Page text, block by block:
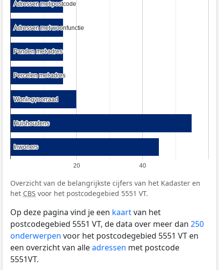
20 40
Adressen met postcode
Adressen met postcode
Adressen met woonfunctie
Adressen met woonfunctie
Panden met adres
Panden met adres
Percelen met adres
Percelen met adres
Woningvoorraad
Woningvoorraad
Huishoudens
Huishoudens
Inwoners
Inwoners
Overzicht van de belangrijkste cijfers van het Kadaster en
het CBS voor het postcodegebied 5551 VT.
Op deze pagina vind je een kaartvan het
postcodegebied 5551 VT, de data over meer dan 250
onderwerpen voor het postcodegebied 5551 VT en
een overzicht van alleadressen met postcode
5551VT.